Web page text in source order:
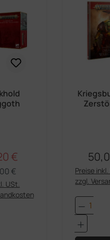
€
€
USt.
Anzahl: Gib
Preise inkl.
zzgl.